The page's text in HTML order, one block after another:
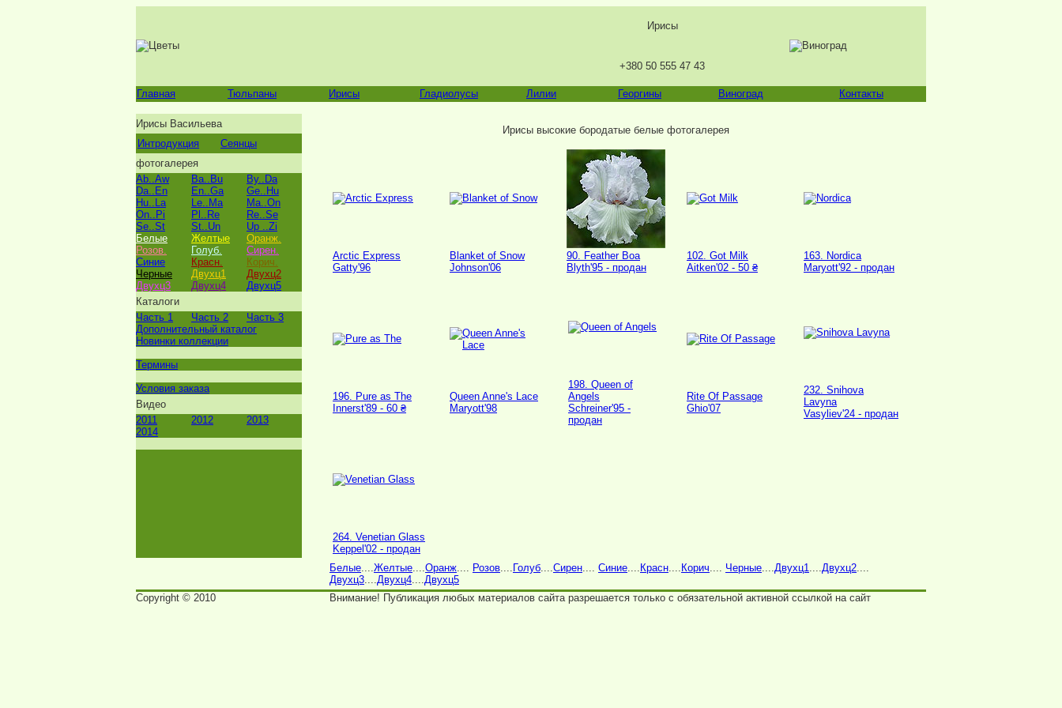
Ирисы
+380 50 555 47 43
Главная Тюльпаны Ирисы Гладиолусы Лилии Георгины Виноград Контакты
Ирисы Васильева
Интродукция
Сеянцы
фотогалерея
Ab..Aw
Ba..Bu
By..Da
Da..En
En..Ga
Ge..Hu
Hu..La
Le..Ma
Ma..On
On..Pi
Pl..Re
Re..Se
Se..St
St..Un
Up ..Zi
Белые
Желтые
Оранж.
Розов.
Голуб.
Сирен.
Синие
Красн.
Корич.
Черные
Двухц1
Двухц2
Двухц3
Двухц4
Двухц5
Каталоги
Часть 1
Часть 2
Часть 3
Дополнительный каталог
Новинки коллекции
Термины
Условия заказа
Видео
2011
2012
2013
2014
Ирисы высокие бородатые белые фотогалерея
Arctic Express
Gatty'96
Blanket of Snow
Johnson'06
90. Feather Boa
Blyth'95 - продан
102. Got Milk
Aitken'02 - 50 ₴
163. Nordica
Maryott'92 - продан
196. Pure as The
Innerst'89 - 60 ₴
Queen Anne's Lace
Maryott'98
198. Queen of
Angels
Schreiner'95 -
продан
Rite Of Passage
Ghio'07
232. Snihova
Lavyna
Vasyliev'24 - продан
264. Venetian Glass
Keppel'02 - продан
Белые....Желтые....Оранж.... Розов.... Голуб....Сирен.... Синие.... Красн.... Корич.... Черные....Двухц1....Двухц2....
Двухц3....Двухц4....Двухц5
Copyright © 2010
Внимание! Публикация любых материалов сайта разрешается только с обязательной активной ссылкой на сайт